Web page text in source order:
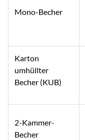
Mono-Becher
Karton
umhüllter
Becher (KUB)
2-Kammer-
Becher